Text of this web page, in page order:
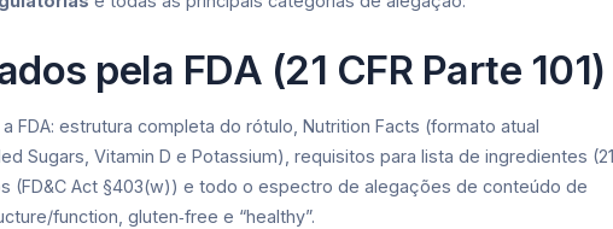
pela FDA (21 CFR Parte 101)
FDA: estrutura completa do rótulo, Nutrition Facts (formato atual
Sugars, Vitamin D e Potassium), requisitos para lista de ingredientes (21
(FD&C Act §403(w)) e todo o espectro de alegações de conteúdo de
function, gluten‑free e “healthy”.